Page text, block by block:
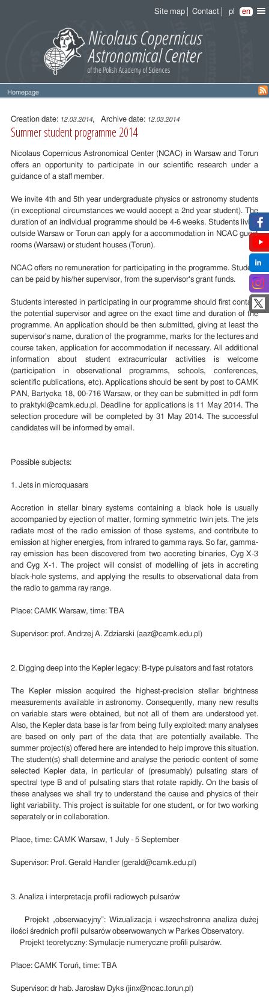
Site map Contact pl en
Homepage
Entry
content
Creation date: 12.03.2014, Archive date: 12.03.2014
Summer student programme 2014
Nicolaus Copernicus Astronomical Center (NCAC) in Warsaw and Torun
offers an opportunity to participate in our scientific research under a
guidance of a staff member.
We invite 4th and 5th year undergraduate physics or astronomy students
(in exceptional circumstances we would accept a 2nd year student). The
duration of an individual programme should be 4-6 weeks. Students living
outside Warsaw or Torun can apply for a accommodation in NCAC guest
rooms (Warsaw) or student houses (Torun).
NCAC offers no remuneration for participating in the programme. Student
can be paid by his/her supervisor, from the supervisor's grant funds.
Students interested in participating in our programme should first contact
the potential supervisor and agree on the exact time and duration of the
programme. An application should be then submitted, giving at least the
supervisor's name, duration of the programme, marks for the lectures and
course taken, application for accommodation if necessary. All additional
information about student extracurricular activities is welcome
(participation in observational programms, schools, conferences,
scientific publications, etc). Applications should be sent by post to CAMK
PAN, Bartycka 18, 00-716 Warsaw, or they can be submitted in pdf form
to praktyki@camk.edu.pl. Deadline for applications is 11 May 2014. The
selection procedure will be completed by 31 May 2014. The successful
candidates will be informed by email.
Possible subjects:
1. Jets in microquasars
Accretion in stellar binary systems containing a black hole is usually
accompanied by ejection of matter, forming symmetric twin jets. The jets
radiate most of the radio emission of those systems, and contribute to
emission at higher energies, from infrared to gamma rays. So far, gamma-
ray emission has been discovered from two accreting binaries, Cyg X-3
and Cyg X-1. The project will consist of modelling of jets in accreting
black-hole systems, and applying the results to observational data from
the radio to gamma ray range.
Place: CAMK Warsaw, time: TBA
Supervisor: prof. Andrzej A. Zdziarski (aaz@camk.edu.pl)
2. Digging deep into the Kepler legacy: B-type pulsators and fast rotators
The Kepler mission acquired the highest-precision stellar brightness
measurements available in astronomy. Consequently, many new results
on variable stars were obtained, but not all of them are understood yet.
Also, the Kepler data base is far from being fully exploited: many analyses
are based on only part of the data that are potentially available. The
summer project(s) offered here are intended to help improve this situation.
The student(s) shall determine and analyse the periodic content of some
selected Kepler data, in particular of (presumably) pulsating stars of
spectral type B and of pulsating stars that rotate rapidly. On the basis of
these analyses we shall try to understand the cause and physics of their
light variability. This project is suitable for one student, or for two working
separately or in collaboration.
Place, time: CAMK Warsaw, 1 July - 5 September
Supervisor: Prof. Gerald Handler (gerald@camk.edu.pl)
3. Analiza i interpretacja profili radiowych pulsarów
Projekt „obserwacyjny”: Wizualizacja i wszechstronna analiza dużej
ilości średnich profili pulsarów obserwowanych w Parkes Observatory.
Projekt teoretyczny: Symulacje numeryczne profili pulsarów.
Place: CAMK Toruń, time: TBA
Supervisor: dr hab. Jarosław Dyks (jinx@ncac.torun.pl)